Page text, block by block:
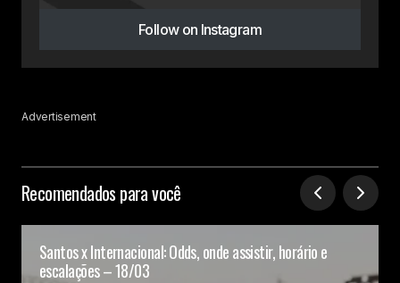
Follow on Instagram
Advertisement
Recomendados para você
Santos x Internacional: Odds, onde assistir, horário e
escalações – 18/03